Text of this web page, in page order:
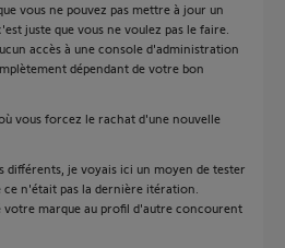
vous ne pouvez pas mettre à jour un
juste que vous ne voulez pas le faire.
accès à une console d'administration
dépendant de votre bon
vous forcez le rachat d'une nouvelle
différents, je voyais ici un moyen de tester
n'était pas la dernière itération.
votre marque au profil d'autre concourent